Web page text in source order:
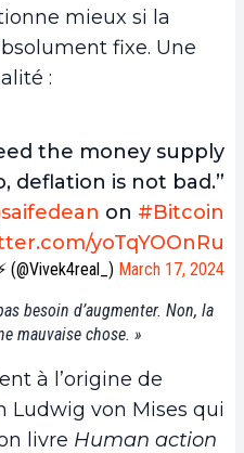
mieux si la
fixe. Une
:
the money supply
deflation is not bad.”
on #Bitcoin
yoTqYOOnRu
(@Vivek4real_) March 17, 2024
besoin d’augmenter. Non, la
mauvaise chose. »
à l’origine de
Ludwig von Mises qui
livre Human action